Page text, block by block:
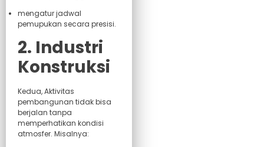
mengatur jadwal
pemupukan secara presisi.
2. Industri
Konstruksi
Kedua, Aktivitas
pembangunan tidak bisa
berjalan tanpa
memperhatikan kondisi
atmosfer. Misalnya: